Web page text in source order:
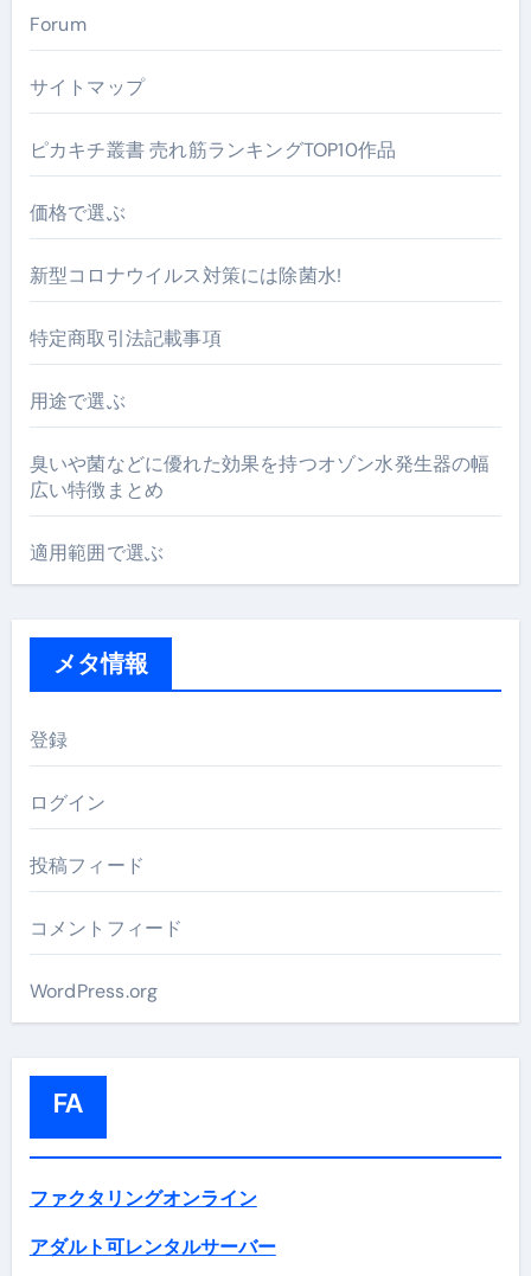
Forum
サイトマップ
ピカキチ叢書 売れ筋ランキングTOP10作品
価格で選ぶ
新型コロナウイルス対策には除菌水!
特定商取引法記載事項
用途で選ぶ
臭いや菌などに優れた効果を持つオゾン水発生器の幅
広い特徴まとめ
適用範囲で選ぶ
メタ情報
登録
ログイン
投稿フィード
コメントフィード
WordPress.org
FA
ファクタリングオンライン
アダルト可レンタルサーバー